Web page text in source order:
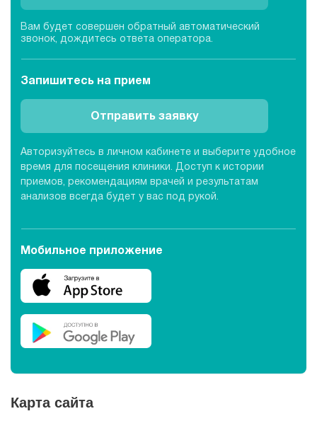
Вам будет совершен обратный автоматический
звонок, дождитесь ответа оператора.
Запишитесь на прием
Отправить заявку
Авторизуйтесь в личном кабинете и выберите удобное
время для посещения клиники. Доступ к истории
приемов, рекомендациям врачей и результатам
анализов всегда будет у вас под рукой.
Мобильное приложение
Карта сайта